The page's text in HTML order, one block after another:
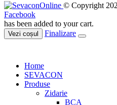
© Copyright
Facebook
has been added to your cart.
Vezi coșul Finalizare
Home
SEVACON
Produse
Zidarie
BCA